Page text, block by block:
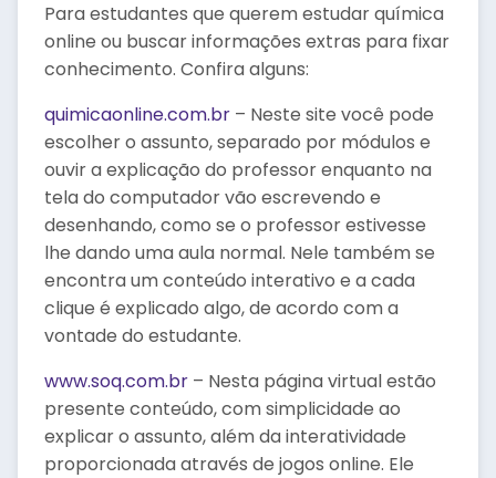
Para estudantes que querem estudar química
online ou buscar informações extras para fixar
conhecimento. Confira alguns:
quimicaonline.com.br – Neste site você pode
escolher o assunto, separado por módulos e
ouvir a explicação do professor enquanto na
tela do computador vão escrevendo e
desenhando, como se o professor estivesse
lhe dando uma aula normal. Nele também se
encontra um conteúdo interativo e a cada
clique é explicado algo, de acordo com a
vontade do estudante.
www.soq.com.br – Nesta página virtual estão
presente conteúdo, com simplicidade ao
explicar o assunto, além da interatividade
proporcionada através de jogos online. Ele